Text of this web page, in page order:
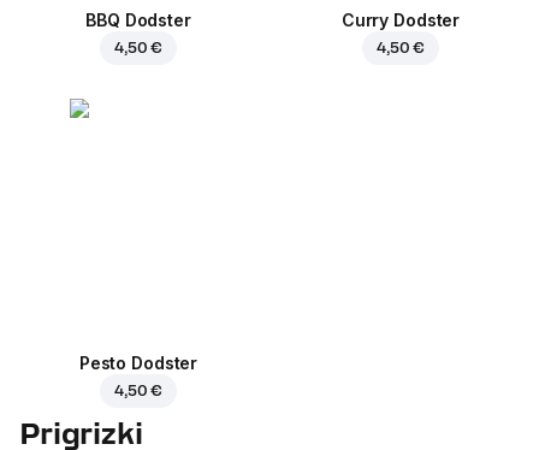
BBQ Dodster
4,50 €
Curry Dodster
4,50 €
Pesto Dodster
4,50 €
Prigrizki